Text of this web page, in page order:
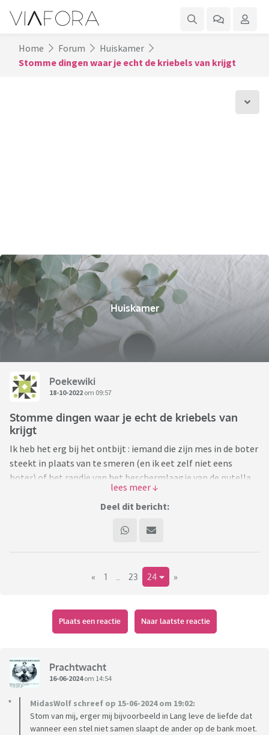
Home Forum
Huiskamer
Stomme dingen waar je echt de kriebels van krijgt
Huiskamer
Poekewiki
18-10-2022 om 09:57
Stomme dingen waar je echt de kriebels van
krijgt
Ik heb het erg bij het ontbijt : iemand die zijn mes in de boter
steekt in plaats van te smeren (en ik eet zelf niet eens
boter) of het randje van het beschermlaagje van de nutella
wat er nog half aan hangt. Ik word er echt super kriebelig
van en dan moet ik het ook weer rechtsmeren in het geval
Ik snap eigenlijk niet waarom ik dan zo kan fixeren op een
nutteloos detail, maar het stoort me op zo'n moment dan
mateloos. Zal ook wel beetje te maken hebben met het feit
eigenlijk niet zo'n onbenullige ergernisjes. Ik val er ook
niemand mee lastig, want er is uiteraard geen wet die zegt
dat je boter niet mag insteken of dat je etiketjes volledig
Herkennen jullie het wel ? En heb je ook zoiets ?
Deel dit bericht:
« 1 23 24 »
Plaats een reactie Naar laatste reactie
Prachtwacht
16-06-2024om 14:54
MidasWolf schreef op 15-06-2024 om 19:02:
Stom van mij, erger mij bijvoorbeeld in Lang leve de liefde dat
wanneer een stel niet samen slaapt de ander op de bank moet.